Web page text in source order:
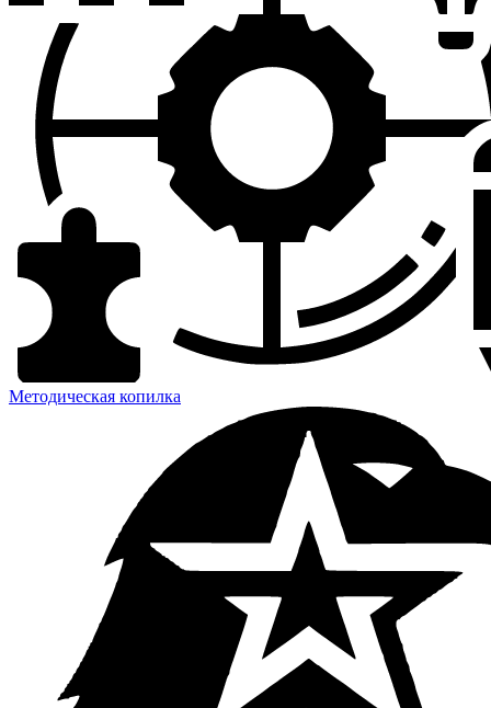
Методическая копилка